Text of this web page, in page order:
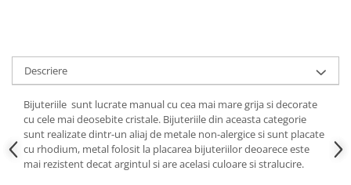
Descriere
Bijuteriile sunt lucrate manual cu cea mai mare grija si decorate
cu cele mai deosebite cristale. Bijuteriile din aceasta categorie
sunt realizate dintr-un aliaj de metale non-alergice si sunt placate
cu rhodium, metal folosit la placarea bijuteriilor deoarece este
mai rezistent decat argintul si are acelasi culoare si stralucire.